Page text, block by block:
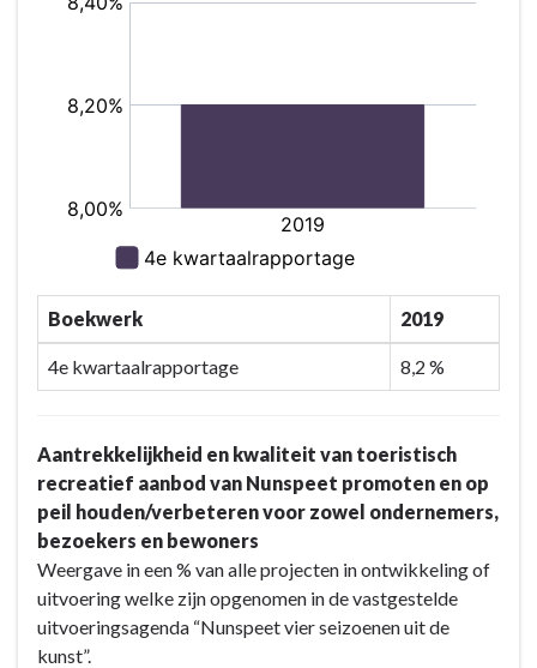
Boekwerk 2019
4e kwartaalrapportage 8,2 %
Aantrekkelijkheid en kwaliteit van toeristisch
recreatief aanbod van Nunspeet promoten en op
peil houden/verbeteren voor zowel ondernemers,
bezoekers en bewoners
Weergave in een % van alle projecten in ontwikkeling of
uitvoering welke zijn opgenomen in de vastgestelde
uitvoeringsagenda “Nunspeet vier seizoenen uit de
kunst”.